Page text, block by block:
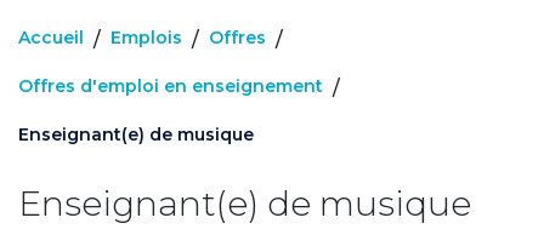
Accueil / Emplois / Offres /
Offres d'emploi en enseignement /
Enseignant(e) de musique
Enseignant(e) de musique